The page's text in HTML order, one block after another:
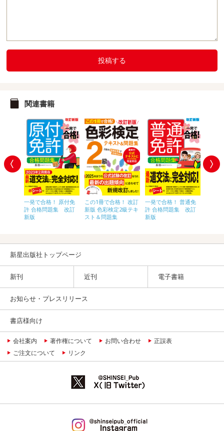
投稿する
関連書籍
一発で合格！ 原付免
許 合格問題集 改訂
新版
この1冊で合格！ 改訂
新版 色彩検定2級テキ
スト＆問題集
一発で合格！ 普通免
許 合格問題集 改訂
新版
新星出版社トップページ
新刊 近刊 電子書籍
お知らせ・プレスリリース
書店様向け
会社案内 著作権について お問い合わせ
正誤表
ご注文について
リンク